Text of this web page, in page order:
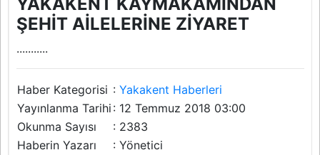
ŞEHİT AİLELERİNE ZİYARET
...........
Haber Kategorisi : Yakakent Haberleri
Yayınlanma Tarihi : 12 Temmuz 2018 03:00
Okunma Sayısı
: 2383
Haberin Yazarı
: Yönetici